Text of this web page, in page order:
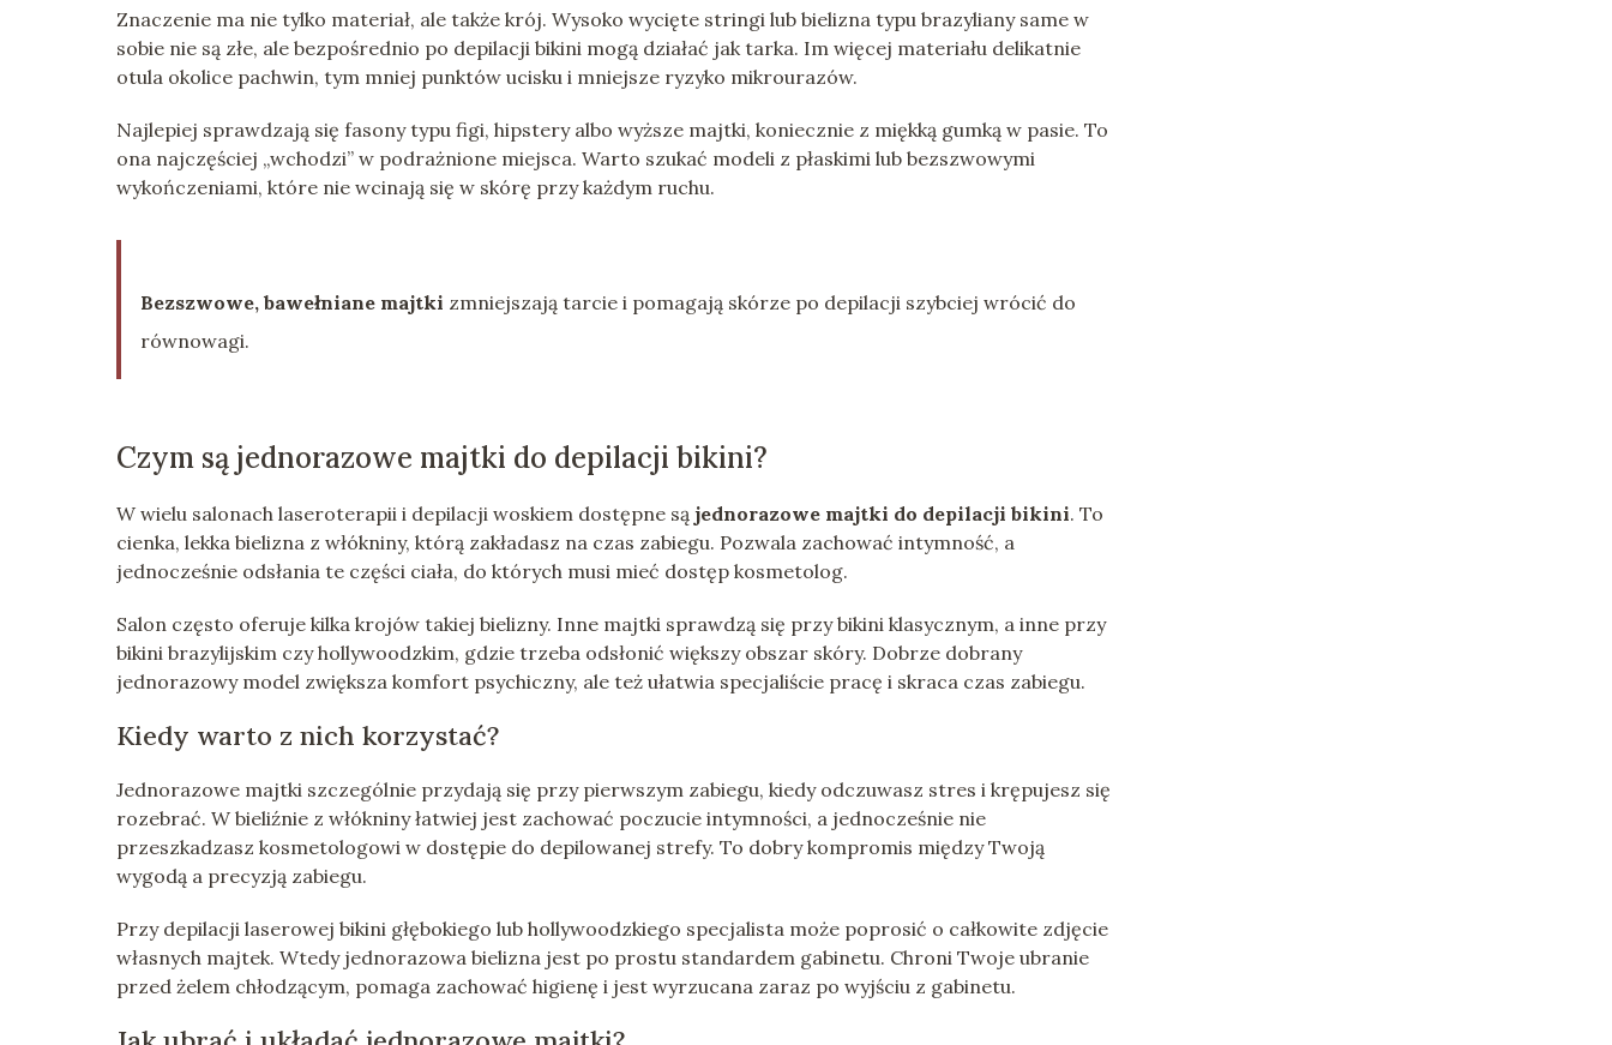
Znaczenie ma nie tylko materiał, ale także krój. Wysoko wycięte stringi lub bielizna typu brazyliany same w
sobie nie są złe, ale bezpośrednio po depilacji bikini mogą działać jak tarka. Im więcej materiału delikatnie
otula okolice pachwin, tym mniej punktów ucisku i mniejsze ryzyko mikrourazów.
Najlepiej sprawdzają się fasony typu figi, hipstery albo wyższe majtki, koniecznie z miękką gumką w pasie. To
ona najczęściej „wchodzi” w podrażnione miejsca. Warto szukać modeli z płaskimi lub bezszwowymi
wykończeniami, które nie wcinają się w skórę przy każdym ruchu.
Bezszwowe, bawełniane majtki zmniejszają tarcie i pomagają skórze po depilacji szybciej wrócić do
równowagi.
Czym są jednorazowe majtki do depilacji bikini?
W wielu salonach laseroterapii i depilacji woskiem dostępne są jednorazowe majtki do depilacji bikini. To
cienka, lekka bielizna z włókniny, którą zakładasz na czas zabiegu. Pozwala zachować intymność, a
jednocześnie odsłania te części ciała, do których musi mieć dostęp kosmetolog.
Salon często oferuje kilka krojów takiej bielizny. Inne majtki sprawdzą się przy bikini klasycznym, a inne przy
bikini brazylijskim czy hollywoodzkim, gdzie trzeba odsłonić większy obszar skóry. Dobrze dobrany
jednorazowy model zwiększa komfort psychiczny, ale też ułatwia specjaliście pracę i skraca czas zabiegu.
Kiedy warto z nich korzystać?
Jednorazowe majtki szczególnie przydają się przy pierwszym zabiegu, kiedy odczuwasz stres i krępujesz się
rozebrać. W bieliźnie z włókniny łatwiej jest zachować poczucie intymności, a jednocześnie nie
przeszkadzasz kosmetologowi w dostępie do depilowanej strefy. To dobry kompromis między Twoją
wygodą a precyzją zabiegu.
Przy depilacji laserowej bikini głębokiego lub hollywoodzkiego specjalista może poprosić o całkowite zdjęcie
własnych majtek. Wtedy jednorazowa bielizna jest po prostu standardem gabinetu. Chroni Twoje ubranie
przed żelem chłodzącym, pomaga zachować higienę i jest wyrzucana zaraz po wyjściu z gabinetu.